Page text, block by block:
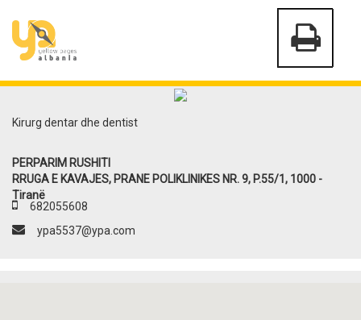
Kirurg dentar dhe dentist
PERPARIM RUSHITI
RRUGA E KAVAJES, PRANE POLIKLINIKES NR. 9, P.55/1, 1000 -
Tiranë
682055608
ypa5537@ypa.com